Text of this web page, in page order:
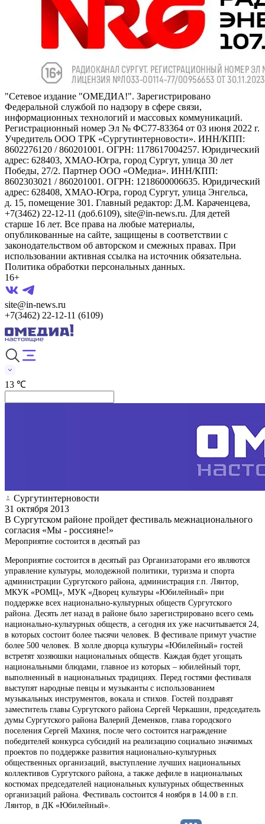
"Сетевое издание "ОМЕДИА!". Зарегистрировано
Федеральной службой по надзору в сфере связи,
информационных технологий и массовых коммуникаций.
Регистрационный номер Эл № ФС77-83364 от 03 июня 2022 г.
Учредитель ООО ТРК «Сургутинтерновости». ИНН/КПП:
8602276120 / 860201001. ОГРН: 1178617004257. Юридический
адрес: 628403, ХМАО-Югра, город Сургут, улица 30 лет
Победы, 27/2. Партнер ООО «ОМедиа». ИНН/КПП:
8602303021 / 860201001. ОГРН: 1218600006635. Юридический
адрес: 628408, ХМАО-Югра, город Сургут, улица Энгельса,
д. 15, помещение 301. Главный редактор: Д.М. Караченцева,
+7(3462) 22-12-11 (доб.6109), site@in-news.ru. Для детей
старше 16 лет. Все права на любые материалы,
опубликованные на сайте, защищены в соответствии с
законодательством об авторском и смежных правах. При
использовании активная ссылка на источник обязательна.
Политика обработки персональных данных.
16+
site@in-news.ru
+7(3462) 22-12-11 (6109)
13 ℃
Сургутинтерновости
31 октября 2013
В Сургутском районе пройдет фестиваль межнационального
согласия «Мы - россияне!»
Мероприятие состоится в десятый раз
Мероприятие состоится в десятый раз Организаторами его являются
управление культуры, молодежной политики, туризма и спорта
администрации Сургутского района, администрация г.п. Лянтор,
МКУК «РОМЦ», МУК «Дворец культуры «Юбилейный» при
поддержке всех национально-культурных обществ Сургутского
района. Десять лет назад в районе было зарегистрировано всего семь
национально-культурных обществ, а сегодня их уже насчитывается 24,
в которых состоит более тысячи человек. В фестивале примут участие
более 500 человек. В холле дворца культуры «Юбилейный» гостей
встретят хозяюшки национальных обществ. Каждая будет угощать
национальными блюдами, главное из которых – юбилейный торт,
выполненный в национальных традициях. Перед гостями фестиваля
выступят народные певцы и музыканты с использованием
музыкальных инструментов, вокала и стихов. Гостей поздравят
заместитель главы Сургутского района Сергей Черкашин, председатель
думы Сургутского района Валерий Деменков, глава городского
поселения Сергей Махиня, после чего состоится награждение
победителей конкурса субсидий на реализацию социально значимых
проектов по поддержке развития национально-культурных
общественных организаций, выступление лучших национальных
коллективов Сургутского района, а также дефиле в национальных
костюмах председателей национальных культурных общественных
организаций района. Фестиваль состоится 4 ноября в 14.00 в г.п.
Лянтор, в ДК «Юбилейный».